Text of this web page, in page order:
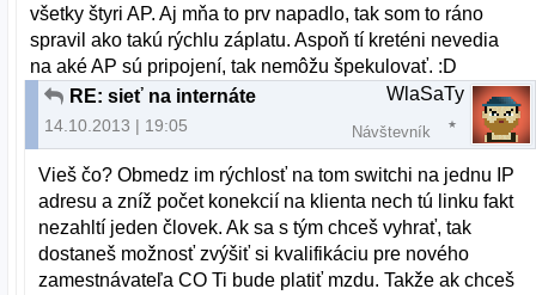
všetky štyri AP. Aj mňa to prv napadlo, tak som to ráno
spravil ako takú rýchlu záplatu. Aspoň tí kreténi nevedia
na aké AP sú pripojení, tak nemôžu špekulovať. :D
RE: sieť na internáte
14.10.2013 | 19:05
WlaSaTy
Návštevník
Vieš čo? Obmedz im rýchlosť na tom switchi na jednu IP
adresu a zníž počet konekcií na klienta nech tú linku fakt
nezahltí jeden človek. Ak sa s tým chceš vyhrať, tak
dostaneš možnosť zvýšiť si kvalifikáciu pre nového
zamestnávateľa CO Ti bude platiť mzdu. Takže ak chceš